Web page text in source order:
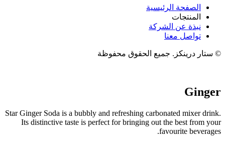
الصفحة الرئيسية
المنتجات
نبذة عن الشركة
تواصل معنا
ستار درينكز. جميع الحقوق محفوظة
Star Ginger Soda is a bubbly and refreshing carbonated mixer
Its distinctive taste is perfect for bringing out the best from
favourite